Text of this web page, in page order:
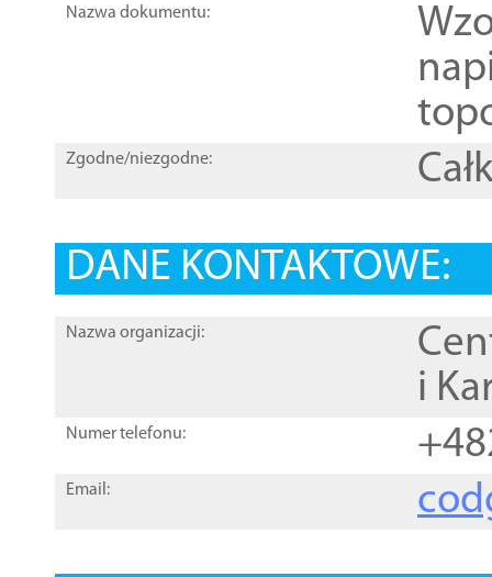
Nazwa dokumentu:
Zgodne/niezgodne:
DANE KONTAKTOWE:
Nazwa organizacji:
i
Numer telefonu:
Email: